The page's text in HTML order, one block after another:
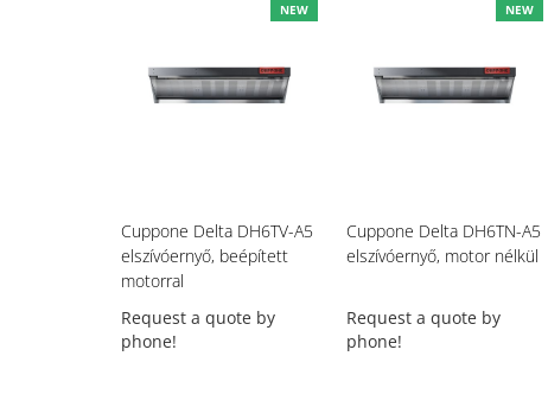
NEW
Cuppone Delta DH6TV-A5
elszívóernyő, beépített
motorral
Request a quote by
phone!
NEW
Cuppone Delta DH6TN-A5
elszívóernyő, motor nélkül
Request a quote by
phone!